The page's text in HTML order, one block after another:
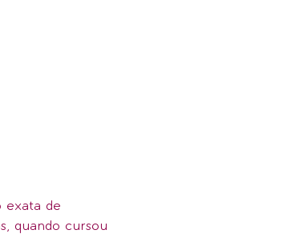
exata de
quando cursou